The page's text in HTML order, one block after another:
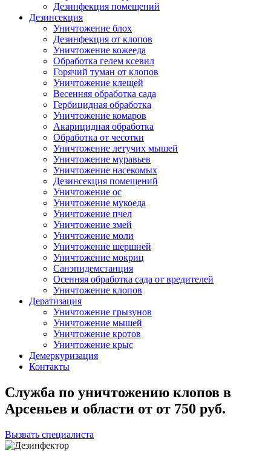
Дезинфекция помещений
Дезинсекция
Уничтожение блох
Дезинфекция от клопов
Уничтожение кожееда
Обработка гелем ксевил
Горячий туман от клопов
Уничтожение клещей
Весенняя обработка сада
Гербицидная обработка
Уничтожение комаров
Акарицидная обработка
Обработка от чесотки
Уничтожение летучих мышей
Уничтожение муравьев
Уничтожение насекомых
Дезинсекция помещений
Уничтожение ос
Уничтожение мукоеда
Уничтожение пчел
Уничтожение змей
Уничтожение моли
Уничтожение шершней
Уничтожение мокриц
Санэпидемстанция
Осенняя обработка сада от вредителей
Уничтожение клопов
Дератизация
Уничтожение грызунов
Уничтожение мышей
Уничтожение кротов
Уничтожение крыс
Демеркуризация
Контакты
Служба по уничтожению клопов в
Арсеньев и области от от 750 руб.
Вызвать специалиста